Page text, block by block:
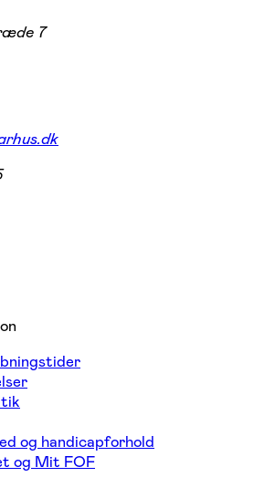
7
og handicapforhold
og Mit FOF